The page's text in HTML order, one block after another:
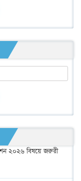
২০২৬ বিষয়ে জরুরী